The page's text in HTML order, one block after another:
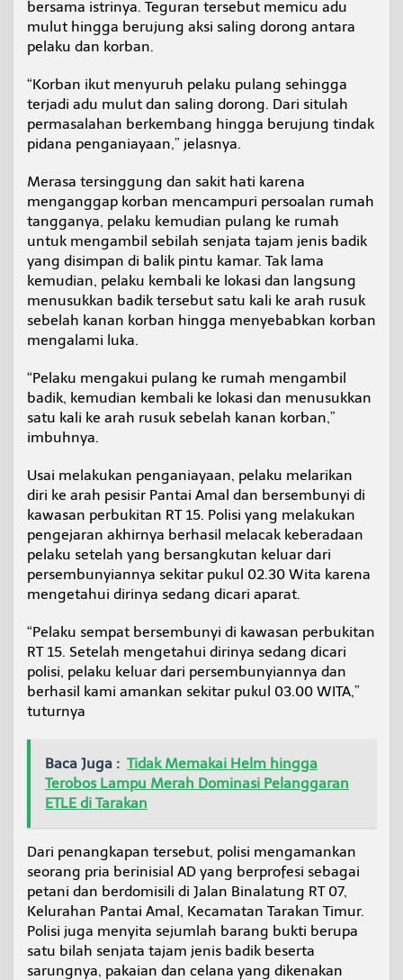
bersama istrinya. Teguran tersebut memicu adu
mulut hingga berujung aksi saling dorong antara
pelaku dan korban.
“Korban ikut menyuruh pelaku pulang sehingga
terjadi adu mulut dan saling dorong. Dari situlah
permasalahan berkembang hingga berujung tindak
pidana penganiayaan,” jelasnya.
Merasa tersinggung dan sakit hati karena
menganggap korban mencampuri persoalan rumah
tangganya, pelaku kemudian pulang ke rumah
untuk mengambil sebilah senjata tajam jenis badik
yang disimpan di balik pintu kamar. Tak lama
kemudian, pelaku kembali ke lokasi dan langsung
menusukkan badik tersebut satu kali ke arah rusuk
sebelah kanan korban hingga menyebabkan korban
mengalami luka.
“Pelaku mengakui pulang ke rumah mengambil
badik, kemudian kembali ke lokasi dan menusukkan
satu kali ke arah rusuk sebelah kanan korban,”
imbuhnya.
Usai melakukan penganiayaan, pelaku melarikan
diri ke arah pesisir Pantai Amal dan bersembunyi di
kawasan perbukitan RT 15. Polisi yang melakukan
pengejaran akhirnya berhasil melacak keberadaan
pelaku setelah yang bersangkutan keluar dari
persembunyiannya sekitar pukul 02.30 Wita karena
mengetahui dirinya sedang dicari aparat.
“Pelaku sempat bersembunyi di kawasan perbukitan
RT 15. Setelah mengetahui dirinya sedang dicari
polisi, pelaku keluar dari persembunyiannya dan
berhasil kami amankan sekitar pukul 03.00 WITA,”
tuturnya
Baca Juga : Tidak Memakai Helm hingga
Terobos Lampu Merah Dominasi Pelanggaran
ETLE di Tarakan
Dari penangkapan tersebut, polisi mengamankan
seorang pria berinisial AD yang berprofesi sebagai
petani dan berdomisili di Jalan Binalatung RT 07,
Kelurahan Pantai Amal, Kecamatan Tarakan Timur.
Polisi juga menyita sejumlah barang bukti berupa
satu bilah senjata tajam jenis badik beserta
sarungnya, pakaian dan celana yang dikenakan